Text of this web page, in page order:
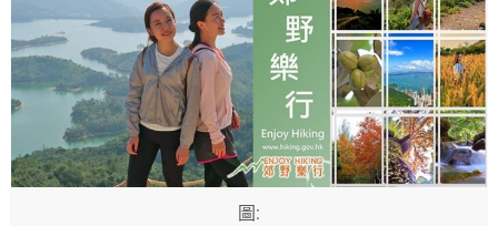
圖: